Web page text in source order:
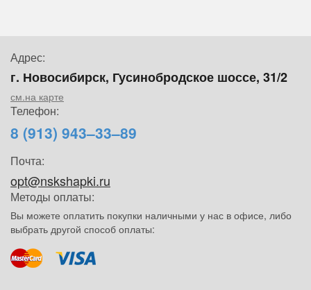
Адрес:
г. Новосибирск, Гусинобродское шоссе, 31/2
см.на карте
Телефон:
8 (913) 943–33–89
Почта:
opt@nskshapki.ru
Методы оплаты:
Вы можете оплатить покупки наличными у нас в офисе, либо
выбрать другой способ оплаты: